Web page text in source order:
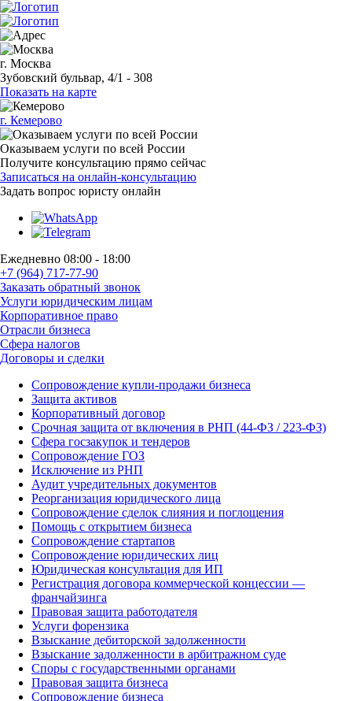
г. Москва
Зубовский бульвар, 4/1 - 308
Показать на карте
г. Кемерово
Оказываем услуги по всей России
Получите консультацию прямо сейчас
Записаться на онлайн-консультацию
Задать вопрос юристу онлайн
Ежедневно 08:00 - 18:00
+7 (964) 717-77-90
Заказать обратный звонок
Услуги юридическим лицам
Корпоративное право
Отрасли бизнеса
Сфера налогов
Договоры и сделки
Сопровождение купли-продажи бизнеса
Защита активов
Корпоративный договор
Срочная защита от включения в РНП (44-ФЗ / 223-ФЗ)
Сфера госзакупок и тендеров
Сопровождение ГОЗ
Исключение из РНП
Аудит учредительных документов
Реорганизация юридического лица
Сопровождение сделок слияния и поглощения
Помощь с открытием бизнеса
Сопровождение стартапов
Сопровождение юридических лиц
Юридическая консультация для ИП
Регистрация договора коммерческой концессии —
франчайзинга
Правовая защита работодателя
Услуги форензика
Взыскание дебиторской задолженности
Взыскание задолженности в арбитражном суде
Споры с государственными органами
Правовая защита бизнеса
Сопровождение бизнеса